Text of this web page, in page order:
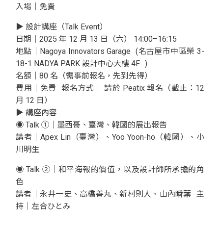
入場｜免費
▶ 設計講座（Talk Event）
日期｜2025 年 12 月 13 日（六） 14:00–16:15
地點｜Nagoya Innovators Garage (名古屋市中區榮 3-
18-1 NADYA PARK 設計中心大樓 4F )
名額｜80 名（需事前報名，先到先得）
費用｜免費 報名方式｜ 請於 Peatix 報名（截止：12
月 12 日）
▶ 講座內容
◉ Talk ①｜墨西哥、臺灣、韓國的展出報告
講者｜Apex Lin（臺灣）、Yoo Yoon-ho（韓國）、小
川明生
◉ Talk ②｜和平海報的價值，以及設計師所承擔的角
色
講者｜永井一史、高橋善丸、新村則人、山內瞬葉 主
持｜左合ひとみ